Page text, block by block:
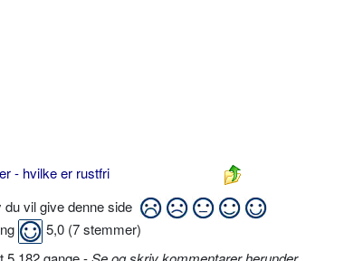
- hvilke er rustfri
vil give denne side
5,0 (7stemmer)